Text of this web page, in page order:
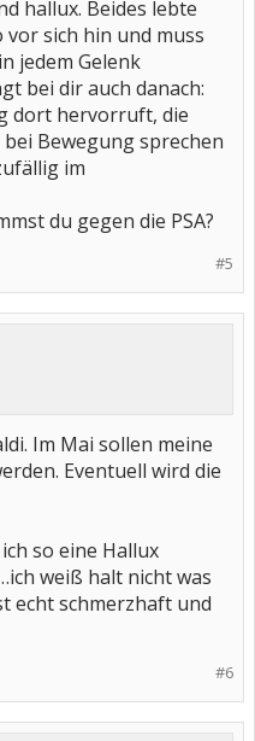
hallux. Beides lebte
sich hin und muss
jedem Gelenk
bei dir auch danach:
dort hervorruft, die
Bewegung sprechen
im
du gegen die PSA?
#5
Im Mai sollen meine
Eventuell wird die
so eine Hallux
weiß halt nicht was
echt schmerzhaft und
#6